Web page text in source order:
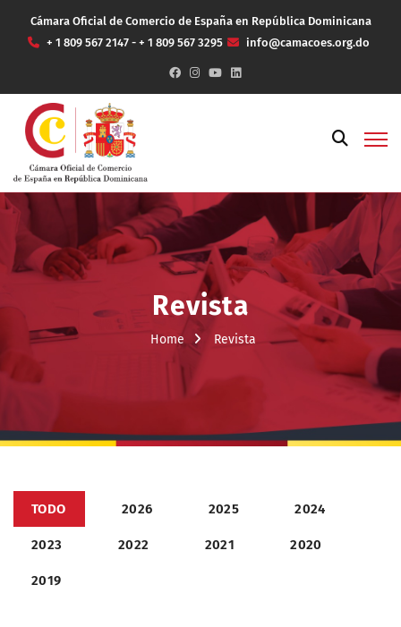
Cámara Oficial de Comercio de España en República Dominicana
+ 1 809 567 2147 - + 1 809 567 3295
info@camacoes.org.do
Revista
Home Revista
TODO 2026 2025 2024
2023 2022 2021 2020
2019